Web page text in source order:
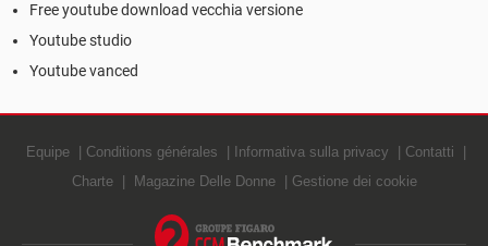
Free youtube download vecchia versione
Youtube studio
Youtube vanced
Equipe Conditions générales Informativa sulla privacy
Contatti
Charte
Magazine Delle Donne Gestione dei cookie